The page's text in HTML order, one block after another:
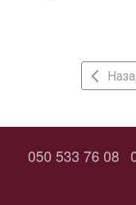
050 533 76 08